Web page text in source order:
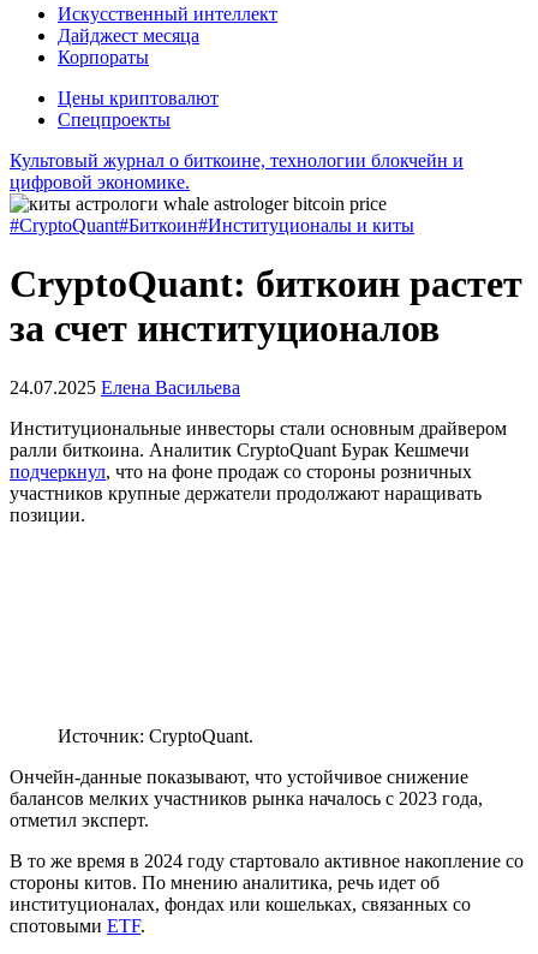
Искусственный интеллект
Дайджест месяца
Корпораты
Цены криптовалют
Спецпроекты
Культовый журнал о биткоине, технологии блокчейн и
цифровой экономике.
#CryptoQuant#Биткоин#Институционалы и киты
CryptoQuant: биткоин растет
за счет институционалов
24.07.2025 Елена Васильева
Институциональные инвесторы стали основным драйвером
ралли биткоина. Аналитик CryptoQuant Бурак Кешмечи
подчеркнул, что на фоне продаж со стороны розничных
участников крупные держатели продолжают наращивать
позиции.
Источник: CryptoQuant.
Ончейн-данные показывают, что устойчивое снижение
балансов мелких участников рынка началось с 2023 года,
отметил эксперт.
В то же время в 2024 году стартовало активное накопление со
стороны китов. По мнению аналитика, речь идет об
институционалах, фондах или кошельках, связанных со
спотовыми ETF.